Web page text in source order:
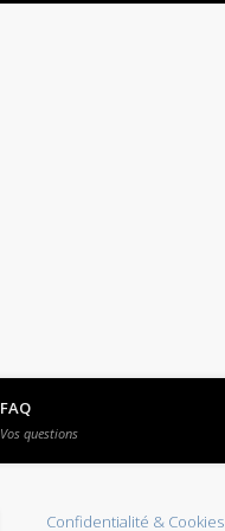
FAQ
Vos questions
Confidentialité & Cookies